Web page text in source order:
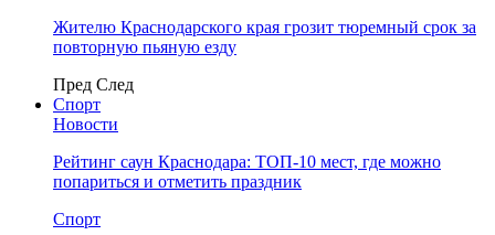
Жителю Краснодарского края грозит тюремный срок за
повторную пьяную езду
Пред След
Спорт
Новости
Рейтинг саун Краснодара: ТОП-10 мест, где можно
попариться и отметить праздник
Спорт